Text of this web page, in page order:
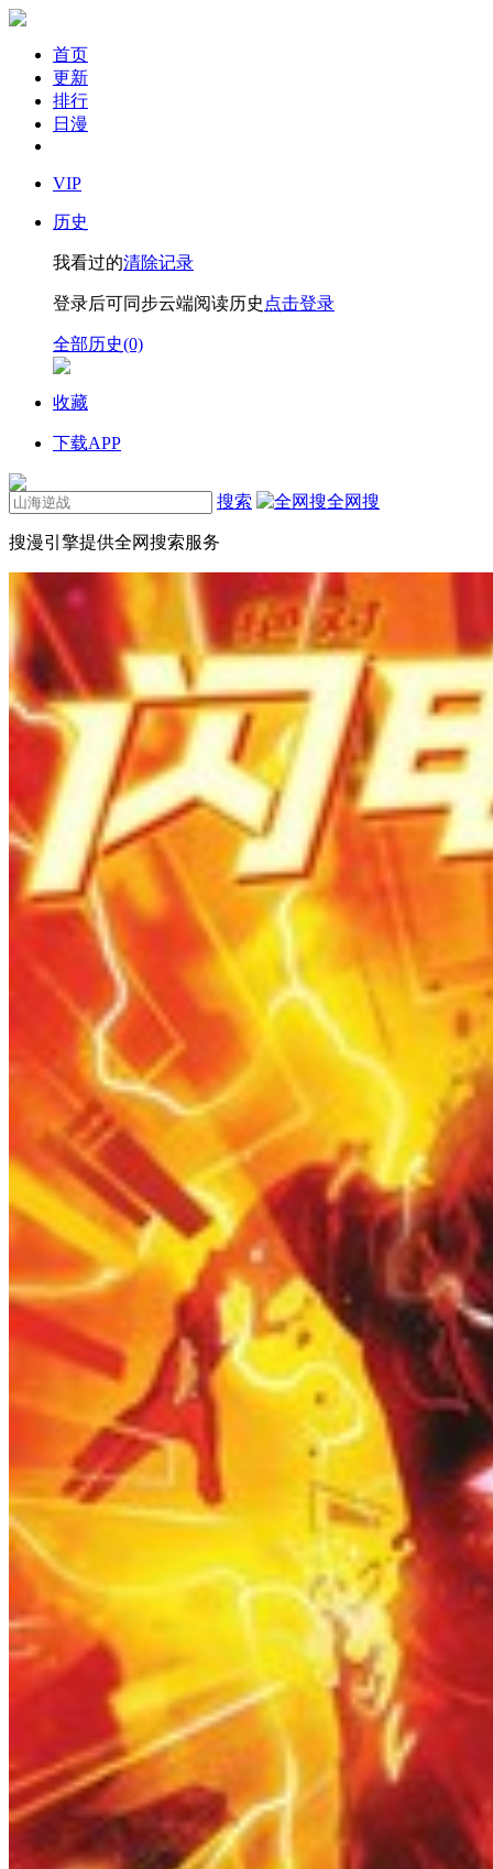
首页
更新
排行
日漫
VIP
历史
我看过的清除记录
登录后可同步云端阅读历史 点击登录
全部历史(0)
收藏
下载APP
搜索 全网搜
搜漫引擎提供全网搜索服务